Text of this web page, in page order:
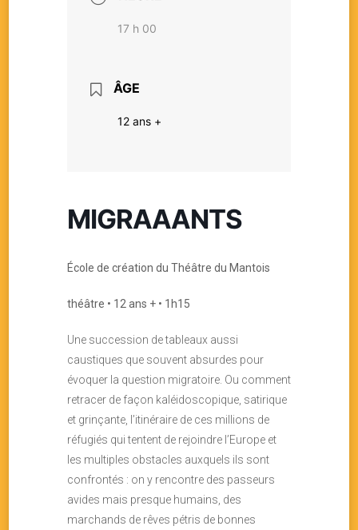
17 h 00
ÂGE
12 ans +
MIGRAAANTS
École de création du Théâtre du Mantois
théâtre • 12 ans + • 1h15
Une succession de tableaux aussi
caustiques que souvent absurdes pour
évoquer la question migratoire. Ou comment
retracer de façon kaléidoscopique, satirique
et grinçante, l’itinéraire de ces millions de
réfugiés qui tentent de rejoindre l’Europe et
les multiples obstacles auxquels ils sont
confrontés : on y rencontre des passeurs
avides mais presque humains, des
marchands de rêves pétris de bonnes